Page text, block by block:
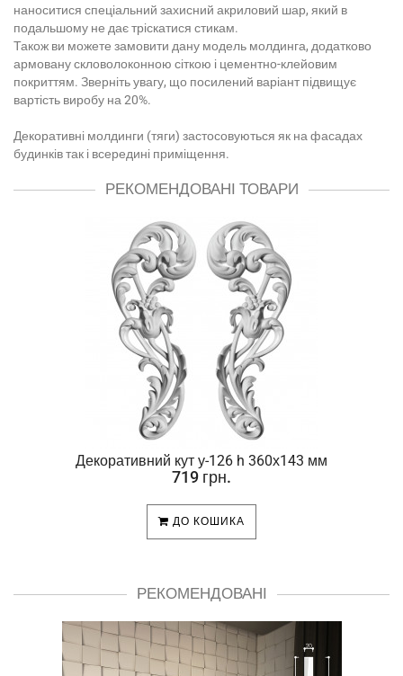
наноситися спеціальний захисний акриловий шар, який в
подальшому не дає тріскатися стикам.
Також ви можете замовити дану модель молдинга, додатково
армовану скловолоконною сіткою і цементно-клейовим
покриттям. Зверніть увагу, що посилений варіант підвищує
вартість виробу на 20%.
Декоративні молдинги (тяги) застосовуються як на фасадах
будинків так і всередині приміщення.
РЕКОМЕНДОВАНІ ТОВАРИ
Декоративний кут у-126 h 360х143 мм
719 грн.
ДО КОШИКА
РЕКОМЕНДОВАНІ